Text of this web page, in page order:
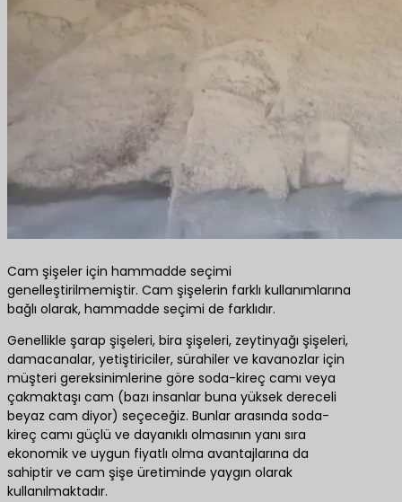
Cam şişeler için hammadde seçimi
genelleştirilmemiştir. Cam şişelerin farklı kullanımlarına
bağlı olarak, hammadde seçimi de farklıdır.
Genellikle şarap şişeleri, bira şişeleri, zeytinyağı şişeleri,
damacanalar, yetiştiriciler, sürahiler ve kavanozlar için
müşteri gereksinimlerine göre soda-kireç camı veya
çakmaktaşı cam (bazı insanlar buna yüksek dereceli
beyaz cam diyor) seçeceğiz. Bunlar arasında soda-
kireç camı güçlü ve dayanıklı olmasının yanı sıra
ekonomik ve uygun fiyatlı olma avantajlarına da
sahiptir ve cam şişe üretiminde yaygın olarak
kullanılmaktadır.